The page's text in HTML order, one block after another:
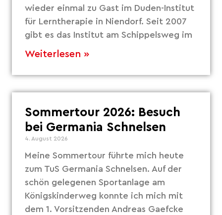
wieder einmal zu Gast im Duden-Institut
für Lerntherapie in Niendorf. Seit 2007
gibt es das Institut am Schippelsweg im
Weiterlesen »
Sommertour 2026: Besuch
bei Germania Schnelsen
4. August 2026
Meine Sommertour führte mich heute
zum TuS Germania Schnelsen. Auf der
schön gelegenen Sportanlage am
Königskinderweg konnte ich mich mit
dem 1. Vorsitzenden Andreas Gaefcke